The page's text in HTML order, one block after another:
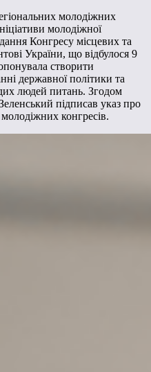
молодіжних
молодіжної
Конгресу місцевих та
України, що відбулося 9
створити
державної політики та
людей питань. Згодом
підписав указ про
конгресів.